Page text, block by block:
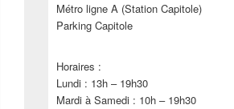
Métro ligne A (Station Capitole)
Parking Capitole
Horaires :
Lundi : 13h – 19h30
Mardi à Samedi : 10h – 19h30